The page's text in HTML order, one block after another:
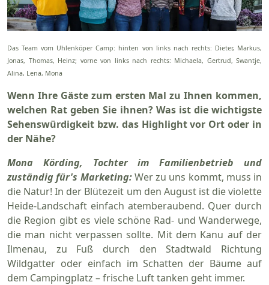
Das Team vom Uhlenköper Camp: hinten von links nach rechts: Dieter, Markus,
Jonas, Thomas, Heinz; vorne von links nach rechts: Michaela, Gertrud, Swantje,
Alina, Lena, Mona
Wenn Ihre Gäste zum ersten Mal zu Ihnen kommen,
welchen Rat geben Sie ihnen? Was ist die wichtigste
Sehenswürdigkeit bzw. das Highlight vor Ort oder in
der Nähe?
Mona Körding, Tochter im Familienbetrieb und
zuständig für's Marketing:Wer zu uns kommt, muss in
die Natur! In der Blütezeit um den August ist die violette
Heide-Landschaft einfach atemberaubend. Quer durch
die Region gibt es viele schöne Rad- und Wanderwege,
die man nicht verpassen sollte. Mit dem Kanu auf der
Ilmenau, zu Fuß durch den Stadtwald Richtung
Wildgatter oder einfach im Schatten der Bäume auf
dem Campingplatz – frische Luft tanken geht immer.